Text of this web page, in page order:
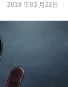
2018 年03 月22日